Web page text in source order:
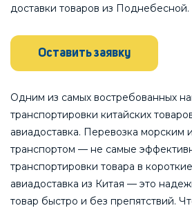
доставки товаров из Поднебесной.
Оставить заявку
Одним из самых востребованных
транспортировки китайских
авиадоставка. Перевозка морским
транспортом — не самые
транспортировки товара в
авиадоставка из Китая — это
товар быстро и без препятствий.